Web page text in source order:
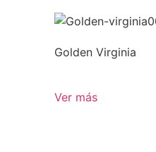
Golden Virginia
Ver más